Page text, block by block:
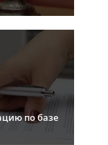
по базе